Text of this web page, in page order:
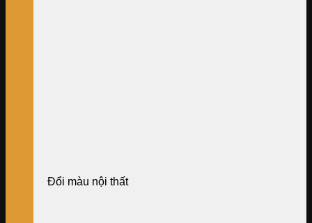
Đổi màu nội thất